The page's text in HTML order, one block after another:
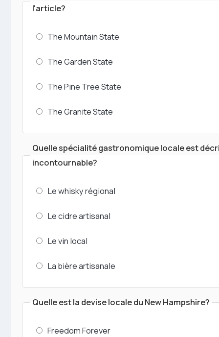
l'article?
The Mountain State
The Garden State
The Pine Tree State
The Granite State
Quelle spécialité gastronomique locale est
incontournable?
Le whisky régional
Le cidre artisanal
Le vin local
La bière artisanale
Quelle est la devise locale du New Hampshire?
Freedom Forever